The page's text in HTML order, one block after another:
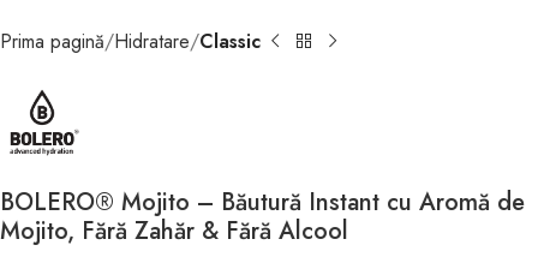
Prima pagină Hidratare Classic
BOLERO® Mojito – Băutură Instant cu Aromă de
Mojito, Fără Zahăr & Fără Alcool